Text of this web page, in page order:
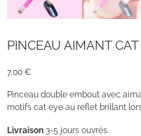
PINCEAU AIMANT
7,00 €
Pinceau double embout avec
motifs cat eye au reflet brillant
Livraison 3-5 jours ouvrés.